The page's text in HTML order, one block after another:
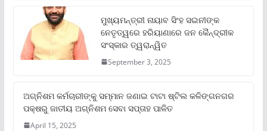
ମୁଖ୍ୟମନ୍ତ୍ରୀ ନାୟାବ ସିଂହ ସଇନୀଙ୍କ
ନେତୃତ୍ୱରେ ହରିୟାଣାରେ ଜନ କୈନ୍ଦ୍ରୀକ
ସଂସ୍କାର ତ୍ୱରାନ୍ୱିତ
September 3, 2025
ଅଗ୍ନିଶମ କର୍ମଚାରୀଙ୍କୁ ସମ୍ମାନ ଜଣାଇ ଟାଟା ଷ୍ଟିଲ କଳିଙ୍ଗନଗର
ପକ୍ଷରୁ ଜାତୀୟ ଅଗ୍ନିଶମ ସେବା ସପ୍ତାହ ପାଳିତ
April 15, 2025